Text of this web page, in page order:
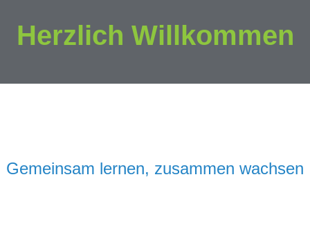
Herzlich Willkommen
Gemeinsam lernen, zusammen wachsen